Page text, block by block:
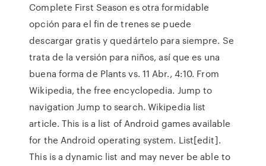
Complete First Season es otra formidable
opción para el fin de trenes se puede
descargar gratis y quedártelo para siempre. Se
trata de la versión para niños, así que es una
buena forma de Plants vs. 11 Abr., 4:10. From
Wikipedia, the free encyclopedia. Jump to
navigation Jump to search. Wikipedia list
article. This is a list of Android games available
for the Android operating system. List[edit].
This is a dynamic list and may never be able to